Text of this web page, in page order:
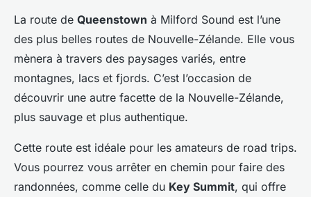
La route de Queenstown à Milford Sound est l’une
des plus belles routes de Nouvelle-Zélande. Elle vous
mènera à travers des paysages variés, entre
montagnes, lacs et fjords. C’est l’occasion de
découvrir une autre facette de la Nouvelle-Zélande,
plus sauvage et plus authentique.
Cette route est idéale pour les amateurs de road trips.
Vous pourrez vous arrêter en chemin pour faire des
randonnées, comme celle du Key Summit, qui offre